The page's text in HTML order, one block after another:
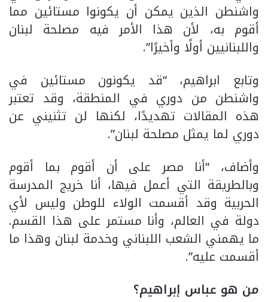
واشنطن الذين يمكن أن يكونوا مستائين مما
أقوم به، لأن هذا الأمر فيه مصلحة لبنان
واللبنانيين أولًا وأخيرًا”.
وتابع ابراهيم، “قد يكونون مستائين في
واشنطن من دوري في المنطقة، وقد تعتبر
هذه المقالات تهديدًا، لكنها لن تثنيني عن
دوري لما يمثل مصلحة لبنان”.
وأضاف، “أنا مصر على أن أقوم بما أقوم
وبالطريقة التي أعمل فيها، أنا خريج المدرسة
الحربية وقد أقسمت الولاء للوطن وليس لأي
دولة في العالم، وأنا مستمر على هذا القسم.
ما يهمني الشعب اللبناني وخدمة لبنان وهذا ما
أقسمت عليه”.
من هو عباس إبراهيم؟